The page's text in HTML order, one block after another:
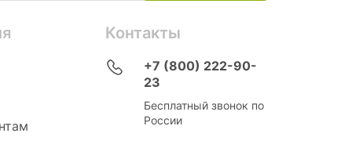
Контакты
+7 (800) 222-90-
23
Бесплатный звонок по
России